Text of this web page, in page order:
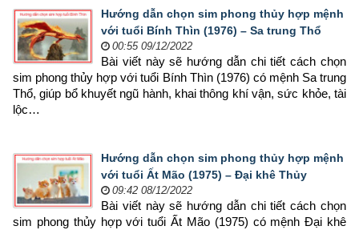
Hướng dẫn chọn sim phong thủy hợp mệnh
với tuổi Bính Thìn (1976) – Sa trung Thổ
00:55 09/12/2022
Bài viết này sẽ hướng dẫn chi tiết cách chọn
sim phong thủy hợp với tuổi Bính Thìn (1976) có mệnh Sa trung
Thổ, giúp bổ khuyết ngũ hành, khai thông khí vận, sức khỏe, tài
lộc…
Hướng dẫn chọn sim phong thủy hợp mệnh
với tuổi Ất Mão (1975) – Đại khê Thủy
09:42 08/12/2022
Bài viết này sẽ hướng dẫn chi tiết cách chọn
sim phong thủy hợp với tuổi Ất Mão (1975) có mệnh Đại khê